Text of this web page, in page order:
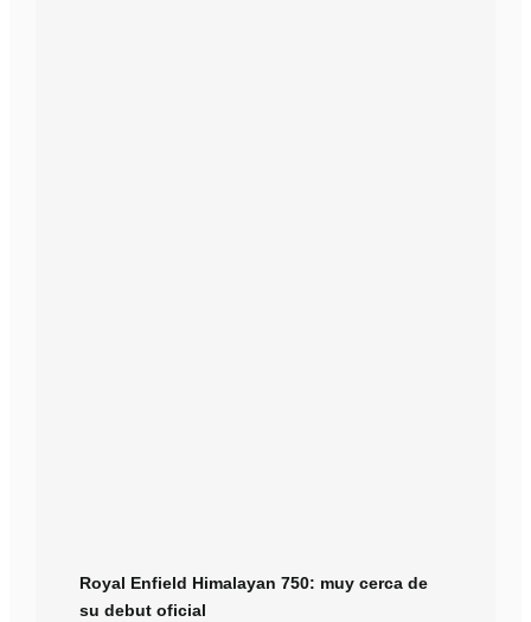
Royal Enfield Himalayan 750: muy cerca de
su debut oficial